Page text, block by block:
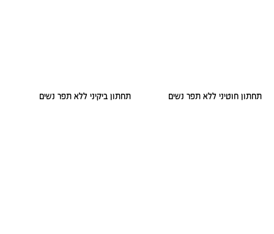
תחתון חוטיני ללא תפר נשים תחתון ביקיני ללא תפר נשים